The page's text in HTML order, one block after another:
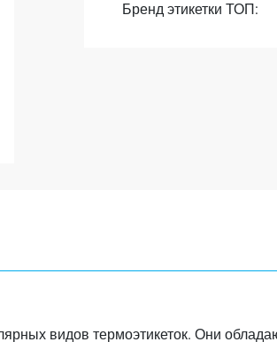
Бренд этикетки ТОП:
видов термоэтикеток. Они